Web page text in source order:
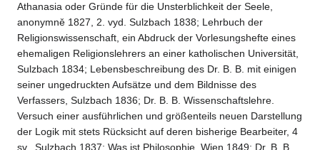
Athanasia oder Gründe für die Unsterblichkeit der Seele,
anonymně 1827, 2. vyd. Sulzbach 1838; Lehrbuch der
Religionswissenschaft, ein Abdruck der Vorlesungshefte eines
ehemaligen Religionslehrers an einer katholischen Universität,
Sulzbach 1834; Lebensbeschreibung des Dr. B. B. mit einigen
seiner ungedruckten Aufsätze und dem Bildnisse des
Verfassers, Sulzbach 1836; Dr. B. B. Wissenschaftslehre.
Versuch einer ausführlichen und größenteils neuen Darstellung
der Logik mit stets Rücksicht auf deren bisherige Bearbeiter, 4
sv., Sulzbach 1837; Was ist Philosophie, Wien 1849; Dr. B. B.